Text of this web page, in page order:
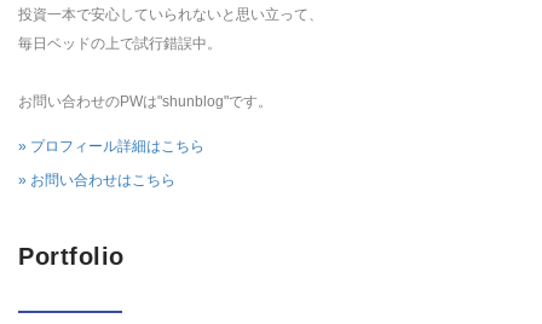
投資一本で安心していられないと思い立って、
毎日ベッドの上で試行錯誤中。
お問い合わせのPWは"shunblog"です。
» プロフィール詳細はこちら
» お問い合わせはこちら
Portfolio